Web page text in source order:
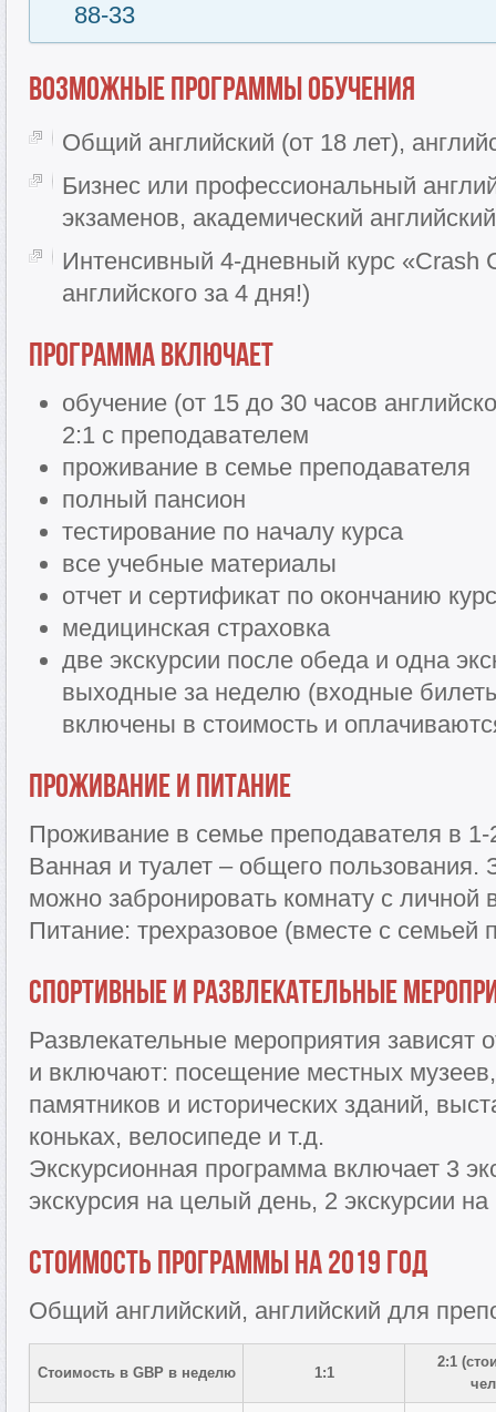
88-33
Возможные программы обучения
Общий английский (от 18 лет),
Бизнес или профессиональный
экзаменов, академический английский
Интенсивный 4-дневный курс «Crash
английского за 4 дня!)
Программа включает
обучение (от 15 до 30 часов
2:1 с преподавателем
проживание в семье преподавателя
полный пансион
тестирование по началу курса
все учебные материалы
отчет и сертификат по окончанию
медицинская страховка
две экскурсии после обеда и одна
выходные за неделю (входные
включены в стоимость и
Проживание и питание
Проживание в семье преподавателя в
Ванная и туалет – общего пользования.
можно забронировать комнату с личной
Питание: трехразовое (вместе с семьей
Спортивные и развлекательные
Развлекательные мероприятия зависят
и включают: посещение местных
памятников и исторических зданий,
коньках, велосипеде и т.д.
Экскурсионная программа включает 3
экскурсия на целый день, 2 экскурсии
Стоимость программы на 2019 год
Общий английский, английский для
Стоимость в GBP в неделю 1:1
2:1